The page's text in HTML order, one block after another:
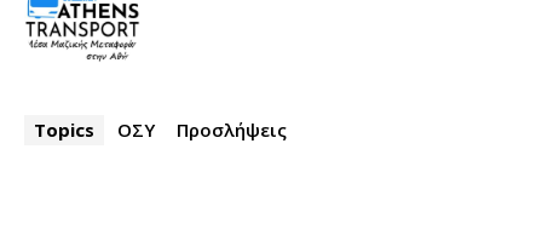
Topics ΟΣΥ Προσλήψεις